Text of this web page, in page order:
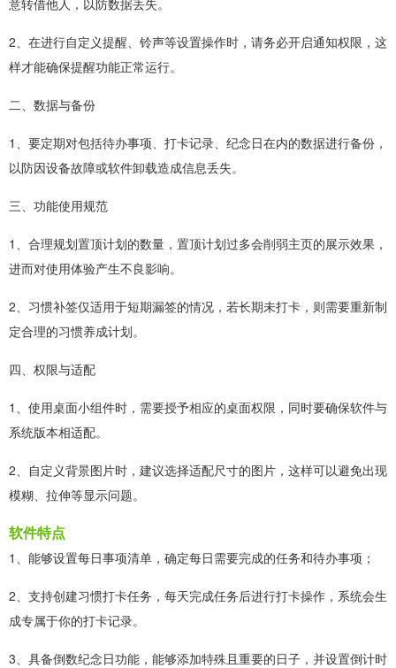
2、在进行自定义提醒、铃声等设置操作时，请务必开启通知权限，这
样才能确保提醒功能正常运行。
二、数据与备份
1、要定期对包括待办事项、打卡记录、纪念日在内的数据进行备份，
以防因设备故障或软件卸载造成信息丢失。
三、功能使用规范
1、合理规划置顶计划的数量，置顶计划过多会削弱主页的展示效果，
进而对使用体验产生不良影响。
2、习惯补签仅适用于短期漏签的情况，若长期未打卡，则需要重新制
定合理的习惯养成计划。
四、权限与适配
1、使用桌面小组件时，需要授予相应的桌面权限，同时要确保软件与
系统版本相适配。
2、自定义背景图片时，建议选择适配尺寸的图片，这样可以避免出现
模糊、拉伸等显示问题。
软件特点
1、能够设置每日事项清单，确定每日需要完成的任务和待办事项；
2、支持创建习惯打卡任务，每天完成任务后进行打卡操作，系统会生
成专属于你的打卡记录。
3、具备倒数纪念日功能，能够添加特殊且重要的日子，并设置倒计时